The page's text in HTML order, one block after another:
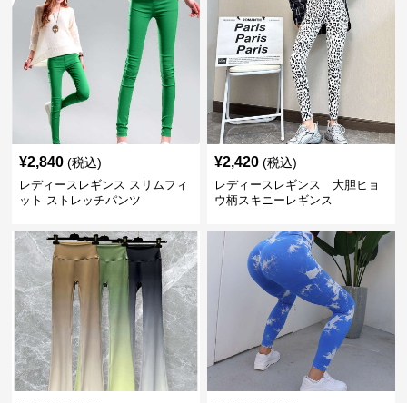
¥2,840 (税込)
レディースレギンス スリムフィ
ット ストレッチパンツ
¥2,420 (税込)
レディースレギンス 大胆ヒョ
ウ柄スキニーレギンス